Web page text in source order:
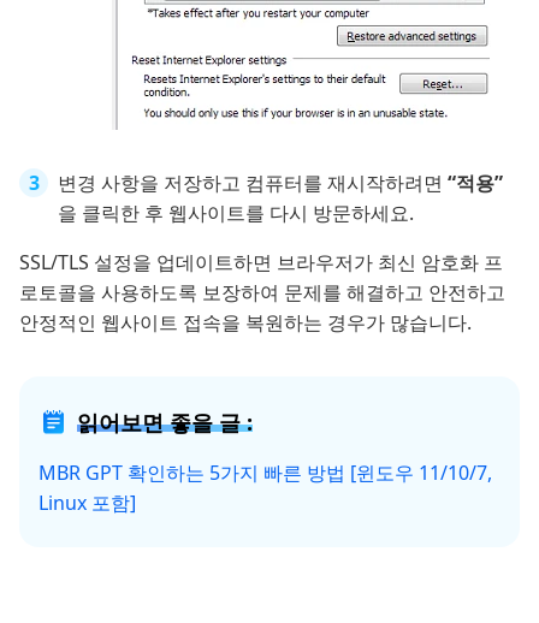
변경 사항을 저장하고 컴퓨터를 재시작하려면 “적용”
을 클릭한 후 웹사이트를 다시 방문하세요.
SSL/TLS 설정을 업데이트하면 브라우저가 최신 암호화 프
로토콜을 사용하도록 보장하여 문제를 해결하고 안전하고
안정적인 웹사이트 접속을 복원하는 경우가 많습니다.
읽어보면 좋을 글 :
MBR GPT 확인하는 5가지 빠른 방법 [윈도우 11/10/7,
Linux 포함]